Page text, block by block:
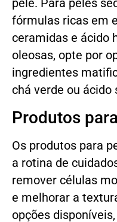
pele. Para peles
fórmulas ricas em
ceramidas e ácido
oleosas, opte por
ingredientes
chá verde ou ácido
Produtos
Os produtos para
a rotina de
remover células
e melhorar a
opções